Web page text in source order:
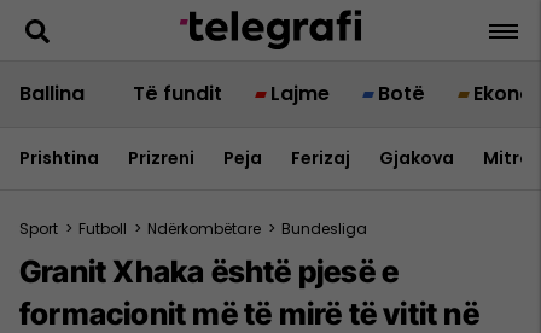
Ballina Të fundit Lajme Botë
Prishtina Prizreni Peja Ferizaj Gjakova
Sport > Futboll > Ndërkombëtare > Bundesliga
Granit Xhaka është pjesë e
formacionit më të mirë të vitit në